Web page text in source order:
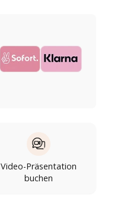
Video-Präsentation
buchen